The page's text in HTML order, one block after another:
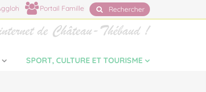
Portail Famille Rechercher
SPORT, CULTURE ET TOURISME